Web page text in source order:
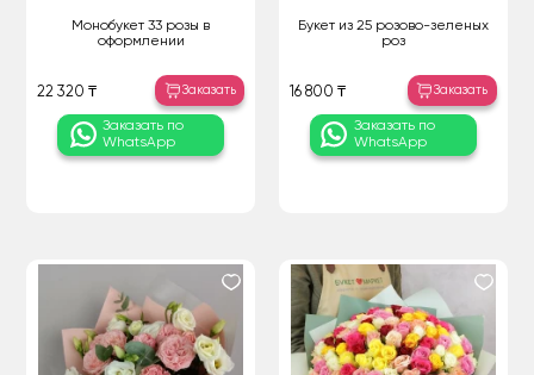
Монобукет 33 розы в
оформлении
22 320 ₸ Заказать
Заказать по
WhatsApp
Букет из 25 розово-зеленых
роз
16 800 ₸ Заказать
Заказать по
WhatsApp